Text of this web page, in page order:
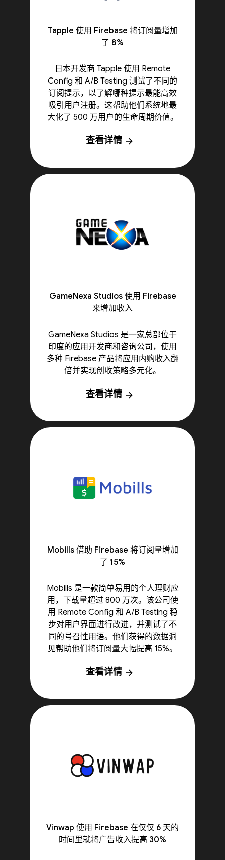
Tapple 使用 Firebase 将订阅量增加
了 8%
日本开发商 Tapple 使用 Remote
Config 和 A/B Testing 测试了不同的
订阅提示，以了解哪种提示最能高效
吸引用户注册。这帮助他们系统地最
大化了 500 万用户的生命周期价值。
查看详情 arrow_forward
GameNexa Studios 使用 Firebase
来增加收入
GameNexa Studios 是一家总部位于
印度的应用开发商和咨询公司，使用
多种 Firebase 产品将应用内购收入翻
倍并实现创收策略多元化。
查看详情 arrow_forward
Mobills 借助 Firebase 将订阅量增加
了 15%
Mobills 是一款简单易用的个人理财应
用，下载量超过 800 万次。该公司使
用 Remote Config 和 A/B Testing 稳
步对用户界面进行改进，并测试了不
同的号召性用语。他们获得的数据洞
见帮助他们将订阅量大幅提高 15%。
查看详情 arrow_forward
Vinwap 使用 Firebase 在仅仅 6 天的
时间里就将广告收入提高 30%